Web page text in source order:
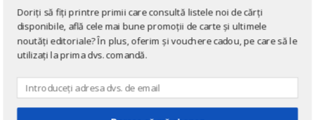
ROMANE DE DRAGOSTE
Rapiti!
Doriți să fiți printre primii care consultă listele noi de cărți
disponibile, află cele mai bune promoții de carte și ultimele
noutăți editoriale? În plus, oferim și vouchere cadou, pe care să le
utilizați la prima dvs. comandă.